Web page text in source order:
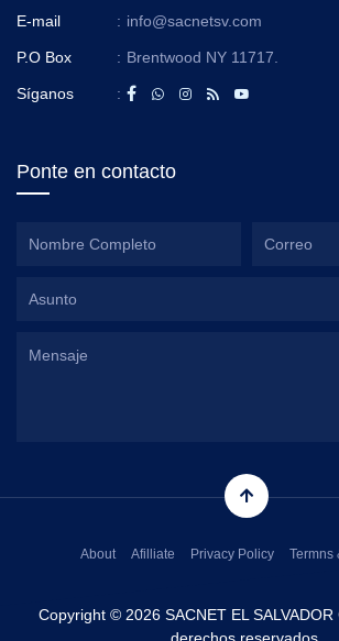
E-mail : info@sacnetsv.com
P.O Box : Brentwood NY 11717.
Síganos :
Ponte en contacto
Copyright © 2026 SACNET EL SALVADOR
About Afilliate Privacy Policy Termns